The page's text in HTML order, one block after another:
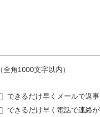
（全角1000文字以内）
できるだけ早くメールで返事
できるだけ早く電話で連絡が